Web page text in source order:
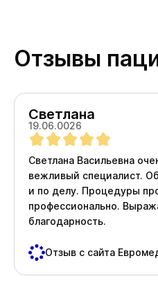
Отзывы
Светлана
19.06.0026
Светлана Васильевна
вежливый специалист.
и по делу. Процедуры
профессионально.
благодарность.
Отзыв с сайта